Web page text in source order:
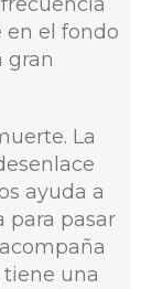
en el fondo
gran
La
ayuda a
para pasar
una